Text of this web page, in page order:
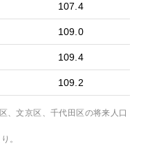
107.4
109.0
109.4
109.2
、文京区、千代田区の将来人口
。